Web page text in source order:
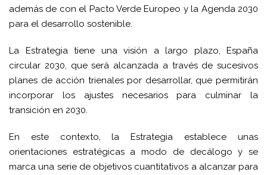
además de con el Pacto Verde Europeo y la Agenda 2030
para el desarrollo sostenible.
La Estrategia tiene una visión a largo plazo, España
circular 2030, que será alcanzada a través de sucesivos
planes de acción trienales por desarrollar, que permitirán
incorporar los ajustes necesarios para culminar la
transición en 2030.
En este contexto, la Estrategia establece unas
orientaciones estratégicas a modo de decálogo y se
marca una serie de objetivos cuantitativos a alcanzar para